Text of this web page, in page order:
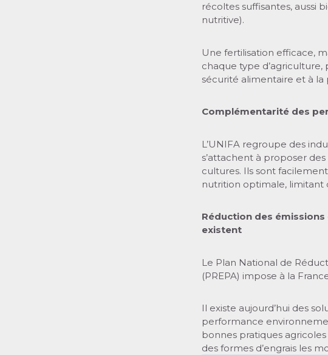
récoltes suffisantes, aussi
nutritive).
Une fertilisation efficace,
chaque type d’agriculture,
sécurité alimentaire et à la
Complémentarité des
L’UNIFA regroupe des
s’attachent à proposer
cultures. Ils sont
nutrition optimale, limitant
Réduction des
existent
Le Plan National de
(PREPA) impose à la
Il existe aujourd’hui des
performance
bonnes pratiques agricoles
des formes d’engrais les